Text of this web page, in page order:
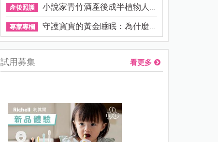
產後照護 小說家青竹酒產後成半植物人...
專家專欄 守護寶寶的黃金睡眠：為什麼...
試用募集 看更多